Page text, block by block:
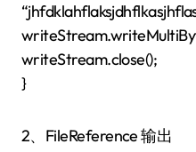
writeStream.close();
}
2、FileReference 输出